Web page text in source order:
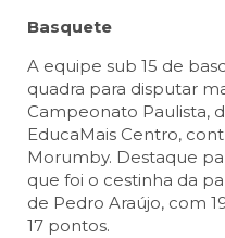
Basquete
A equipe sub 15 de
quadra para disputar
Campeonato Paulista,
EducaMais Centro,
Morumby. Destaque
que foi o cestinha da
de Pedro Araújo, com
17 pontos.